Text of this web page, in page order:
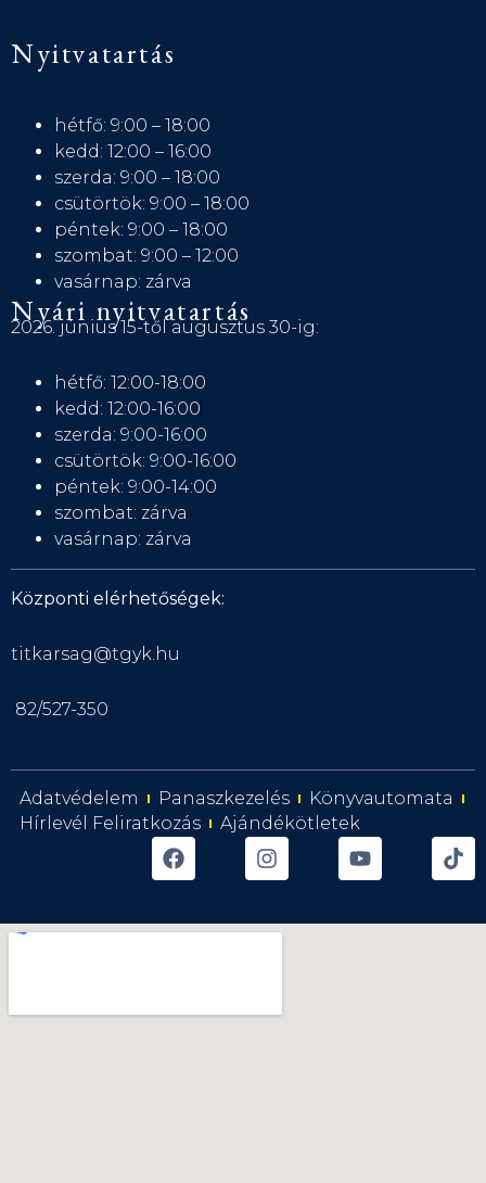
Nyitvatartás
hétfő: 9:00 – 18:00
kedd: 12:00 – 16:00
szerda: 9:00 – 18:00
csütörtök: 9:00 – 18:00
péntek: 9:00 – 18:00
szombat: 9:00 – 12:00
vasárnap: zárva
Nyári nyitvatartás
2026. június 15-től augusztus 30-ig:
hétfő: 12:00-18:00
kedd: 12:00-16:00
szerda: 9:00-16:00
csütörtök: 9:00-16:00
péntek: 9:00-14:00
szombat: zárva
vasárnap: zárva
Központi elérhetőségek:
titkarsag@tgyk.hu
82/527-350
Adatvédelem Panaszkezelés
Könyvautomata
Hírlevél Feliratkozás
Ajándékötletek